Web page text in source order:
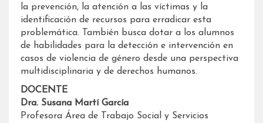
la prevención, la atención a las víctimas y la
identificación de recursos para erradicar esta
problemática. También busca dotar a los alumnos
de habilidades para la detección e intervención en
casos de violencia de género desde una perspectiva
multidisciplinaria y de derechos humanos.
DOCENTE
Dra. Susana Martí García
Profesora Área de Trabajo Social y Servicios